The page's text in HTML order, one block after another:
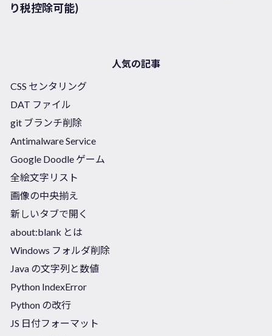
り税控除可能)
人気の記事
CSS センタリング
DAT ファイル
git ブランチ削除
Antimalware Service
Google Doodle ゲーム
全絵文字リスト
画像の中央揃え
新しいタブで開く
about:blank とは
Windows フォルダ削除
Java の文字列と数値
Python IndexError
Python の改行
JS 日付フォーマット